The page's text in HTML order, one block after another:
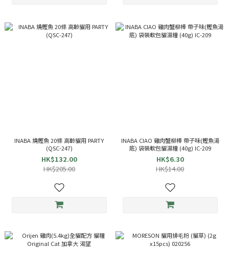
INABA 燒鰹魚 20條 高齡貓用 PARTY
(QSC-247)
HK$132.00
HK$205.00
INABA CIAO 雞肉蟹柳棒 帶子味(鰹魚湯
底) 袋裝軟包貓濕糧 (40g) IC-209
HK$6.30
HK$14.00